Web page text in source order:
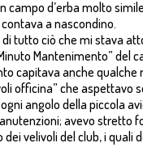
campo d’erba molto
a nascondino.
tutto ciò che mi stava
Mantenimento” del
capitava anche
officina” che aspettavo
angolo della piccola
avevo stretto
velivoli del club, i quali